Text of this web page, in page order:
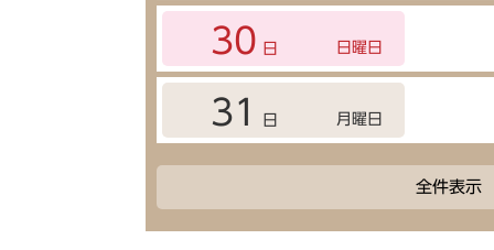
30 日 日曜日
31 日 月曜日
全件表示